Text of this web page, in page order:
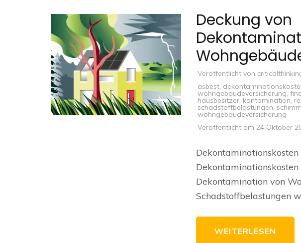
Deckung von
Veröffentlicht von
asbest,
wohngebäudeversicherung,
hausbesitzer, kontamination,
schadstoffbelastungen,
wohngebäudeversicherung
Veröffentlicht am 24 Oktober
Dekontamination von
Schadstoffbelastungen
WEITERLESEN